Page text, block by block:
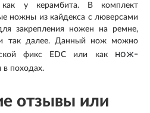
как у керамбита. В комплект
ножны из кайдекса с люверсами
закрепления ножен на ремне,
так далее. Данный нож можно
фикс EDC или как нож-
в походах.
отзывы или